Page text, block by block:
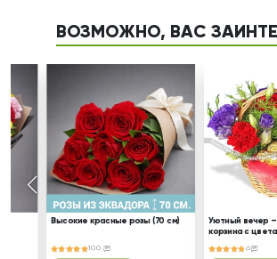
ВОЗМОЖНО, ВАС
Высокие красные розы (70 см)
100
Уютный вечер
корзина с
6